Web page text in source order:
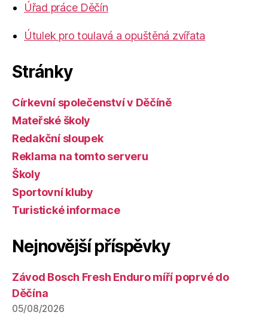
Úřad práce Děčín
Útulek pro toulavá a opuštěná zvířata
Stránky
Církevní společenství v Děčíně
Mateřské školy
Redakční sloupek
Reklama na tomto serveru
Školy
Sportovní kluby
Turistické informace
Nejnovější příspěvky
Závod Bosch Fresh Enduro míří poprvé do
Děčína
05/08/2026